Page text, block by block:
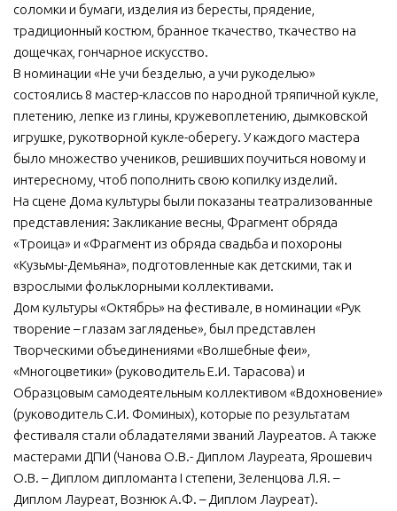
соломки и бумаги, изделия из бересты, прядение,
традиционный костюм, бранное ткачество, ткачество на
дощечках, гончарное искусство.
В номинации «Не учи безделью, а учи рукоделью»
состоялись 8 мастер-классов по народной тряпичной кукле,
плетению, лепке из глины, кружевоплетению, дымковской
игрушке, рукотворной кукле-оберегу. У каждого мастера
было множество учеников, решивших поучиться новому и
интересному, чтоб пополнить свою копилку изделий.
На сцене Дома культуры были показаны театрализованные
представления: Закликание весны, Фрагмент обряда
«Троица» и «Фрагмент из обряда свадьба и похороны
«Кузьмы-Демьяна», подготовленные как детскими, так и
взрослыми фольклорными коллективами.
Дом культуры «Октябрь» на фестивале, в номинации «Рук
творение – глазам загляденье», был представлен
Творческими объединениями «Волшебные феи»,
«Многоцветики» (руководитель Е.И. Тарасова) и
Образцовым самодеятельным коллективом «Вдохновение»
(руководитель С.И. Фоминых), которые по результатам
фестиваля стали обладателями званий Лауреатов. А также
мастерами ДПИ (Чанова О.В.- Диплом Лауреата, Ярошевич
О.В. – Диплом дипломанта I степени, Зеленцова Л.Я. –
Диплом Лауреат, Вознюк А.Ф. – Диплом Лауреат).